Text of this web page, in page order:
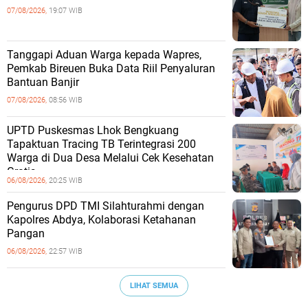
07/08/2026, 19:07 WIB
Tanggapi Aduan Warga kepada Wapres,
Pemkab Bireuen Buka Data Riil Penyaluran
Bantuan Banjir
07/08/2026, 08:56 WIB
UPTD Puskesmas Lhok Bengkuang
Tapaktuan ‎Tracing TB Terintegrasi 200
Warga di Dua Desa Melalui Cek Kesehatan
Gratis
06/08/2026, 20:25 WIB
Pengurus DPD TMI Silahturahmi dengan
Kapolres Abdya, Kolaborasi Ketahanan
Pangan
06/08/2026, 22:57 WIB
LIHAT SEMUA